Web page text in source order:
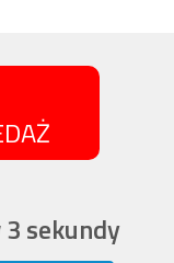
sekundy